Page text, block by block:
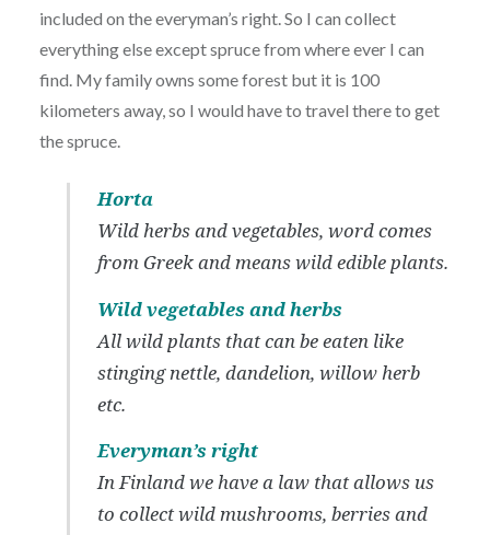
included on the everyman’s right. So I can collect
everything else except spruce from where ever I can
find. My family owns some forest but it is 100
kilometers away, so I would have to travel there to get
the spruce.
Horta
Wild herbs and vegetables, word comes
from Greek and means wild edible plants.
Wild vegetables and herbs
All wild plants that can be eaten like
stinging nettle, dandelion, willow herb
etc.
Everyman’s right
In Finland we have a law that allows us
to collect wild mushrooms, berries and